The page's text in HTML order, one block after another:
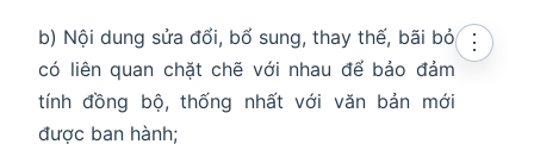
b) Nội dung sửa đổi, bổ sung, thay thế, bãi bỏ
có liên quan chặt chẽ với nhau để bảo đảm
tính đồng bộ, thống nhất với văn bản mới
được ban hành;
⋮